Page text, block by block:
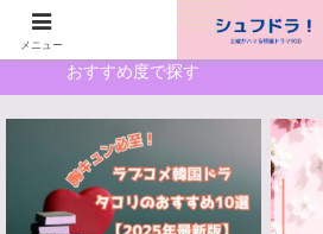
おすすめ度で探す
メニュー